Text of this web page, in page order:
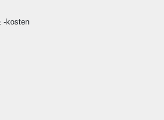
-kosten